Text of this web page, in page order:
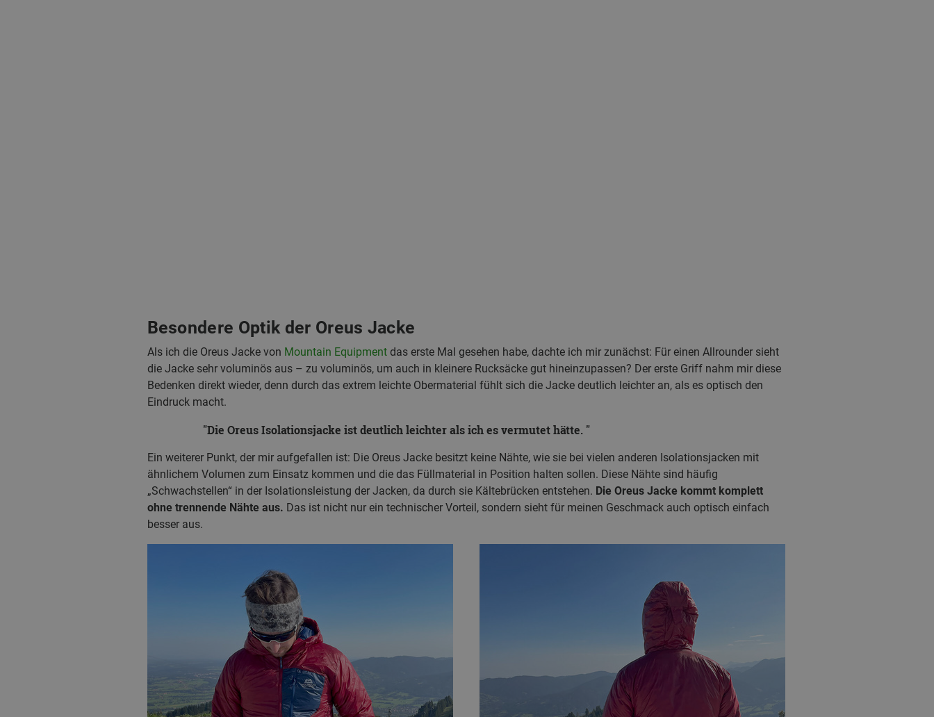
Besondere Optik der Oreus Jacke
Als ich die Oreus Jacke von Mountain Equipmentdas erste Mal gesehen habe, dachte ich mir zunächst: Für einen Allrounder sieht
die Jacke sehr voluminös aus – zu voluminös, um auch in kleinere Rucksäcke gut hineinzupassen? Der erste Griff nahm mir diese
Bedenken direkt wieder, denn durch das extrem leichte Obermaterial fühlt sich die Jacke deutlich leichter an, als es optisch den
Eindruck macht.
Die Oreus Isolationsjacke ist deutlich leichter als ich es vermutet hätte.
Ein weiterer Punkt, der mir aufgefallen ist: Die Oreus Jacke besitzt keine Nähte, wie sie bei vielen anderen Isolationsjacken mit
ähnlichem Volumen zum Einsatz kommen und die das Füllmaterial in Position halten sollen. Diese Nähte sind häufig
„Schwachstellen“ in der Isolationsleistung der Jacken, da durch sie Kältebrücken entstehen. Die Oreus Jacke kommt komplett
ohne trennende Nähte aus. Das ist nicht nur ein technischer Vorteil, sondern sieht für meinen Geschmack auch optisch einfach
besser aus.